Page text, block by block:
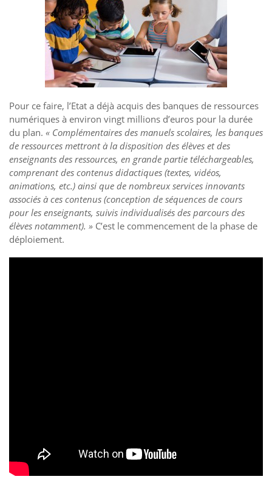
Pour ce faire, l’Etat a déjà acquis des banques de ressources
numériques à environ vingt millions d’euros pour la durée
du plan. « Complémentaires des manuels scolaires, les banques
de ressources mettront à la disposition des élèves et des
enseignants des ressources, en grande partie téléchargeables,
comprenant des contenus didactiques (textes, vidéos,
animations, etc.) ainsi que de nombreux services innovants
associés à ces contenus (conception de séquences de cours
pour les enseignants, suivis individualisés des parcours des
élèves notamment). » C’est le commencement de la phase de
déploiement.